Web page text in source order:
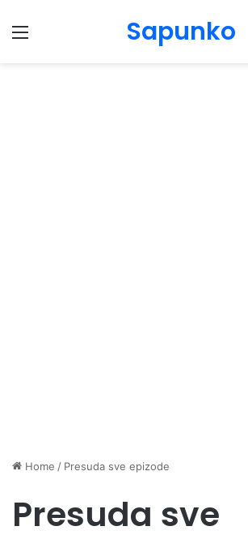
Menu Sapunko
Home / Presuda sve epizode
Presuda sve